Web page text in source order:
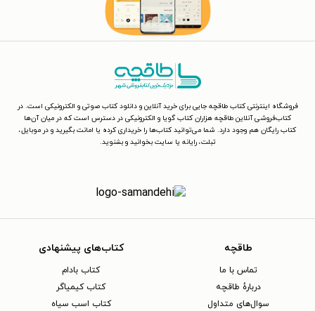
فروشگاه اینترنتی کتاب طاقچه جایی برای خرید آنلاین و دانلود کتاب صوتی و الکترونیکی است. در
کتاب‌فروشی آنلاین طاقچه هزاران کتاب گویا و الکترونیکی در دسترس است که در میان آن‌ها
کتاب رایگان هم وجود دارد. شما می‌توانید کتاب‌ها را خریداری کرده یا امانت بگیرید و در موبایل،
تبلت، رایانه یا سایت بخوانید و بشنوید.
طاقچه
تماس با ما
دربارهٔ طاقچه
سوال‌های متداول
کتاب‌های پیشنهادی
کتاب بادام
کتاب کیمیاگر
کتاب اسب سیاه